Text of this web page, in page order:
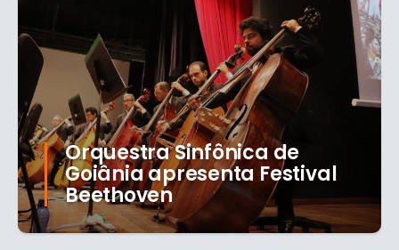
Orquestra Sinfônica de
Goiânia apresenta Festival
Beethoven